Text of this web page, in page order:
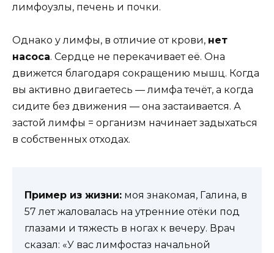
лимфоузлы, печень и почки.
Однако у лимфы, в отличие от крови, нет
насоса. Сердце не перекачивает её. Она
движется благодаря сокращению мышц. Когда
вы активно двигаетесь — лимфа течёт, а когда
сидите без движения — она застаивается. А
застой лимфы = организм начинает задыхаться
в собственных отходах.
Пример из жизни: моя знакомая, Галина, в
57 лет жаловалась на утренние отёки под
глазами и тяжесть в ногах к вечеру. Врач
сказал: «У вас лимфостаз начальной